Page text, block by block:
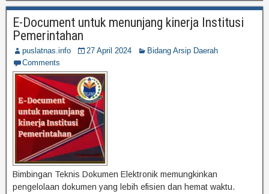
E-Document untuk menunjang kinerja Institusi
Pemerintahan
puslatnas.info 27 April 2024
Bidang Arsip Daerah
Comments
Bimbingan Teknis Dokumen Elektronik memungkinkan
pengelolaan dokumen yang lebih efisien dan hemat waktu.